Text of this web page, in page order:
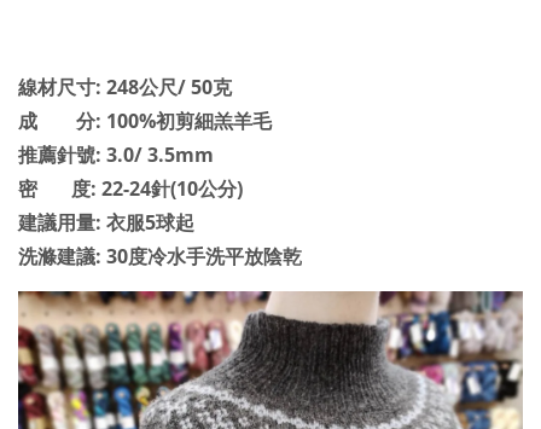
線材尺寸: 248公尺/ 50克
成 分: 100%初剪細羔羊毛
推薦針號: 3.0/ 3.5mm
密 度: 22-24針(10公分)
建議用量: 衣服5球起
洗滌建議: 30度冷水手洗平放陰乾